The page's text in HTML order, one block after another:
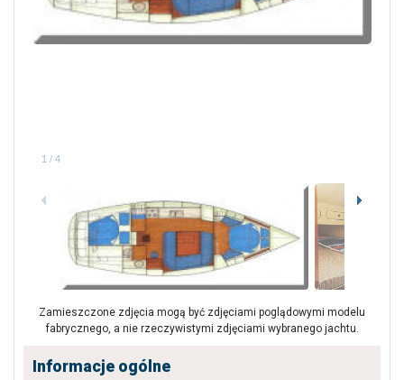
1 / 4
Zamieszczone zdjęcia mogą być zdjęciami poglądowymi modelu
fabrycznego, a nie rzeczywistymi zdjęciami wybranego jachtu.
Informacje ogólne